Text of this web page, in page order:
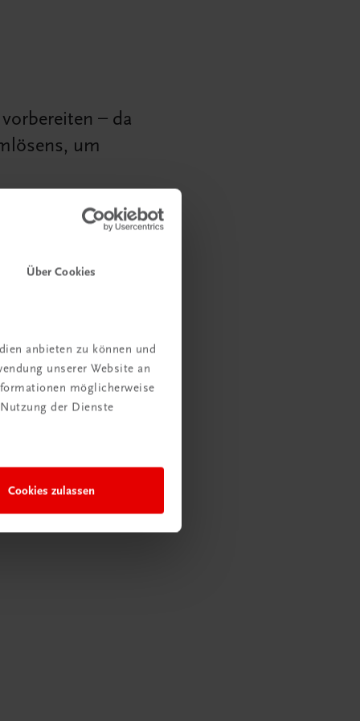
Über Cookies
anbieten zu können und
unserer Website an
möglicherweise
der Dienste
Cookies zulassen
– da
um